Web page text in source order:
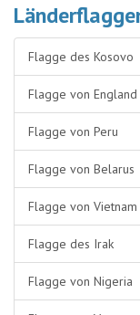
Flagge des Kosovo
Flagge von England
Flagge von Peru
Flagge von Belarus
Flagge von Vietnam
Flagge des Irak
Flagge von Nigeria